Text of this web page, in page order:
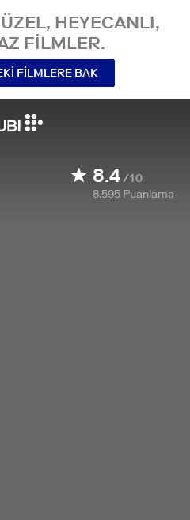
HEYECANLI,
FILMLER.
FILMLERE BAK
8.4/10
8.595 Puanlama